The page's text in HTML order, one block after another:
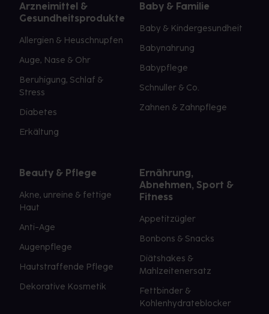
Arzneimittel &
Gesundheitsprodukte
Allergien & Heuschnupfen
Auge, Nase & Ohr
Beruhigung, Schlaf &
Stress
Diabetes
Erkältung
Baby & Familie
Baby & Kindergesundheit
Babynahrung
Babypflege
Schnuller & Co.
Zahnen & Zahnpflege
Beauty & Pflege
Akne, unreine & fettige
Haut
Anti-Age
Augenpflege
Hautstraffende Pflege
Dekorative Kosmetik
Ernährung,
Abnehmen, Sport &
Fitness
Appetitzügler
Bonbons & Snacks
Diätshakes &
Mahlzeitenersatz
Fettbinder &
Kohlenhydrateblocker